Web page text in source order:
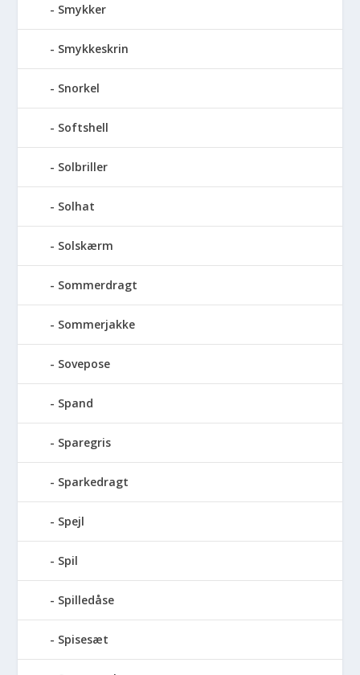
Smykker
Smykkeskrin
Snorkel
Softshell
Solbriller
Solhat
Solskærm
Sommerdragt
Sommerjakke
Sovepose
Spand
Sparegris
Sparkedragt
Spejl
Spil
Spilledåse
Spisesæt